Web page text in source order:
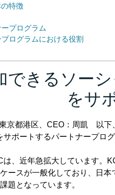
特徴
プログラム
ログラムにおける役割
きるソーシ
をサ
京都港区、CEO：周凱 以
ポートするパートナープロ
、近年急拡大しています。
ースが一般化しており、日
題となっています。